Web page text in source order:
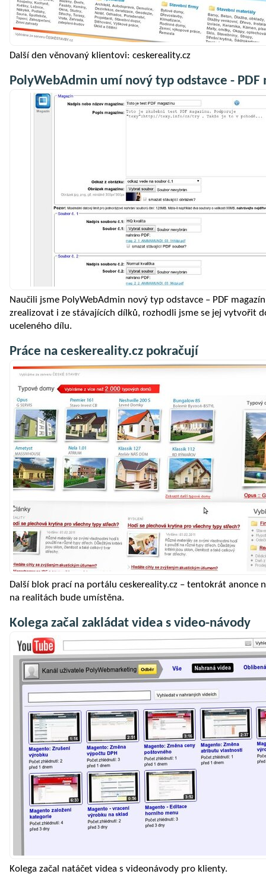
Další den věnovaný klientovi: ceskereality.cz
PolyWebAdmin umí nový typ odstavce - PDF
Naučili jsme PolyWebAdmin nový typ odstavce – PDF
zrealizovat i ze stávajících dílků, rozhodli jsme se jej vytvořit
uceleného dílu.
Práce na ceskereality.cz pokračují
Další blok prací na portálu ceskereality.cz – tentokrát anonce
na realitách bude umístěna.
Kolega začal zakládat videa s video-návody
Kolega začal natáčet videa s videonávody pro klienty.